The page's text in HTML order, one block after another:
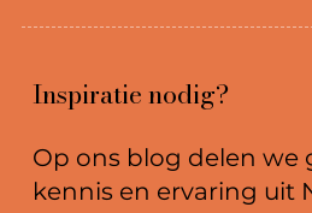
Inspiratie nodig?
Op ons blog delen we
kennis en ervaring uit